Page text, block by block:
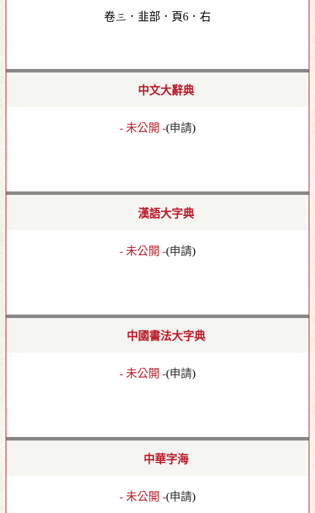
卷三．韭部．頁6．右
中文大辭典
- 未公開 -(申請)
漢語大字典
- 未公開 -(申請)
中國書法大字典
- 未公開 -(申請)
中華字海
- 未公開 -(申請)